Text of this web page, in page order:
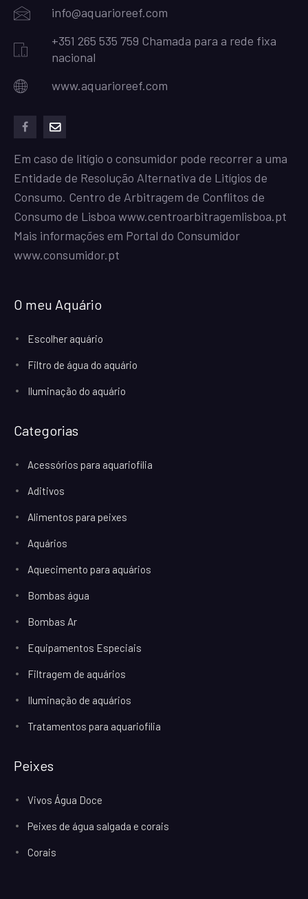
info@aquarioreef.com
+351 265 535 759 Chamada para a rede fixa
nacional
www.aquarioreef.com
Em caso de litígio o consumidor pode recorrer a uma
Entidade de Resolução Alternativa de Litígios de
Consumo. Centro de Arbitragem de Conflitos de
Consumo de Lisboa www.centroarbitragemlisboa.pt
Mais informações em Portal do Consumidor
www.consumidor.pt
O meu Aquário
Escolher aquário
Filtro de água do aquário
Iluminação do aquário
Categorias
Acessórios para aquariofilia
Aditivos
Alimentos para peixes
Aquários
Aquecimento para aquários
Bombas água
Bombas Ar
Equipamentos Especiais
Filtragem de aquários
Iluminação de aquários
Tratamentos para aquariofilia
Peixes
Vivos Água Doce
Peixes de água salgada e corais
Corais